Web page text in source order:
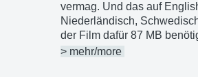
vermag. Und das auf
Niederländisch,
der Film dafür 87 MB
> mehr/more